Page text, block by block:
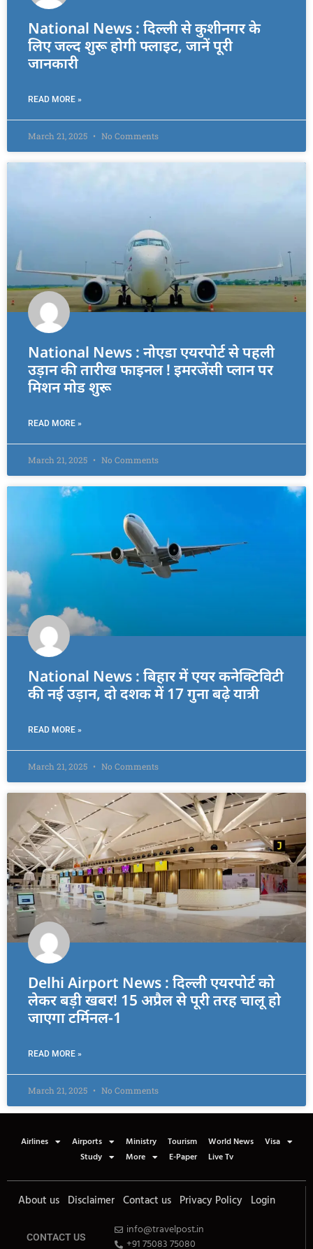
National News : दिल्ली से कुशीनगर के
लिए जल्द शुरू होगी फ्लाइट, जानें पूरी
जानकारी
READ MORE »
March 21, 2025 No Comments
National News : नोएडा एयरपोर्ट से पहली
उड़ान की तारीख फाइनल ! इमरजेंसी प्लान पर
मिशन मोड शुरू
READ MORE »
March 21, 2025 No Comments
National News : बिहार में एयर कनेक्टिविटी
की नई उड़ान, दो दशक में 17 गुना बढ़े यात्री
READ MORE »
March 21, 2025 No Comments
Delhi Airport News : दिल्ली एयरपोर्ट को
लेकर बड़ी खबर! 15 अप्रैल से पूरी तरह चालू हो
जाएगा टर्मिनल-1
READ MORE »
March 21, 2025 No Comments
Airlines Airports Ministry Tourism World News
Visa
Study
More E-Paper Live Tv
About us Disclaimer Contact us Privacy Policy Login
CONTACT US
info@travelpost.in
+91 75083 75080